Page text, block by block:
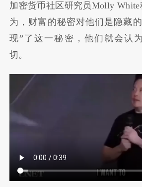
加密货币社区研究员Molly
为，财富的秘密对他们是隐藏
现”了这一秘密，他们就会认
切。